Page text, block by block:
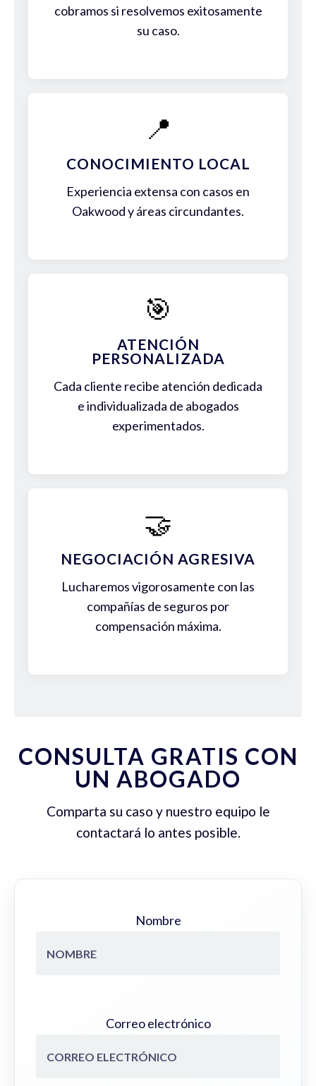
cobramos si resolvemos exitosamente
su caso.
📍
CONOCIMIENTO LOCAL
Experiencia extensa con casos en
Oakwood y áreas circundantes.
🎯
ATENCIÓN
PERSONALIZADA
Cada cliente recibe atención dedicada
e individualizada de abogados
experimentados.
🤝
NEGOCIACIÓN AGRESIVA
Lucharemos vigorosamente con las
compañías de seguros por
compensación máxima.
CONSULTA GRATIS CON
UN ABOGADO
Comparta su caso y nuestro equipo le
contactará lo antes posible.
Nombre
Correo electrónico